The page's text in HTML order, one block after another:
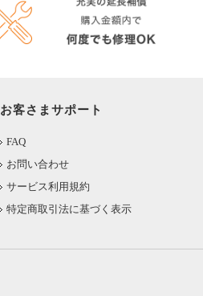
お客さまサポート
FAQ
お問い合わせ
サービス利用規約
特定商取引法に基づく表示